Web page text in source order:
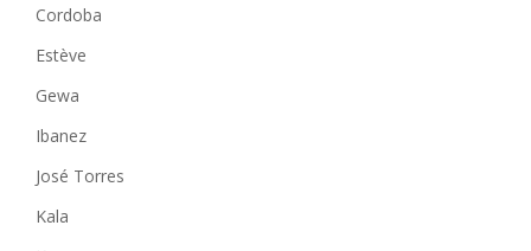
Cordoba
Estève
Gewa
Ibanez
José Torres
Kala